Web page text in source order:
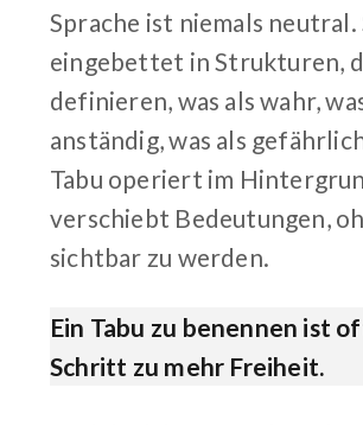
Sprache ist niemals neutral.
eingebettet in Strukturen,
definieren, was als wahr,
anständig, was als
Tabu operiert im
verschiebt Bedeutungen,
sichtbar zu werden.
Ein Tabu zu benennen ist
Schritt zu mehr Freiheit.